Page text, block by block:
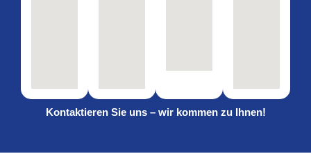
Kontaktieren Sie uns – wir kommen zu Ihnen!